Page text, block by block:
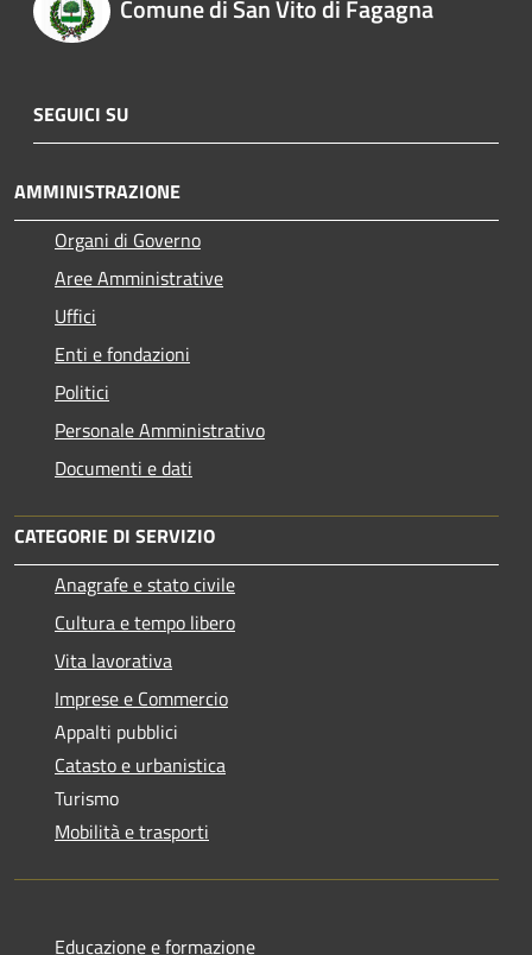
Comune di San Vito di Fagagna
SEGUICI SU
AMMINISTRAZIONE
Organi di Governo
Aree Amministrative
Uffici
Enti e fondazioni
Politici
Personale Amministrativo
Documenti e dati
CATEGORIE DI SERVIZIO
Anagrafe e stato civile
Cultura e tempo libero
Vita lavorativa
Imprese e Commercio
Appalti pubblici
Catasto e urbanistica
Turismo
Mobilità e trasporti
Educazione e formazione